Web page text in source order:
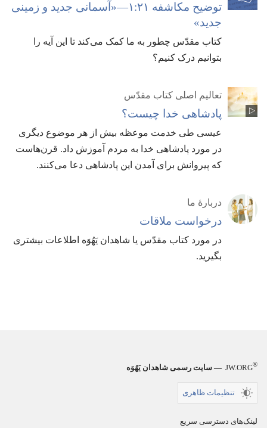
توضیح مکاشفه ۲۱:‏۱—‏«آسمانی جدید و زمینی
جدید»‏
کتاب مقدّس چطور به ما کمک می‌کند تا این آیه را
بتوانیم درک کنیم؟‏
تعالیم اصلی کتاب مقدّس
پادشاهی خدا چیست؟‏
عیسی طی خدمت موعظه بیش از هر موضوع دیگری
در مورد پادشاهی خدا به مردم آموزش داد.‏ قرن‌هاست
که پیروانش برای آمدن این پادشاهی دعا می‌کنند.‏
دربارهٔ ما
درخواست ملاقات
در مورد کتاب مقدّس یا شاهدان یَهُوَه اطلاعات بیشتری
بگیرید.‏
JW.ORG® — سایت رسمی شاهدان یَهُوَه
تنظیمات ظاهری
لینک‌های دسترسی سریع